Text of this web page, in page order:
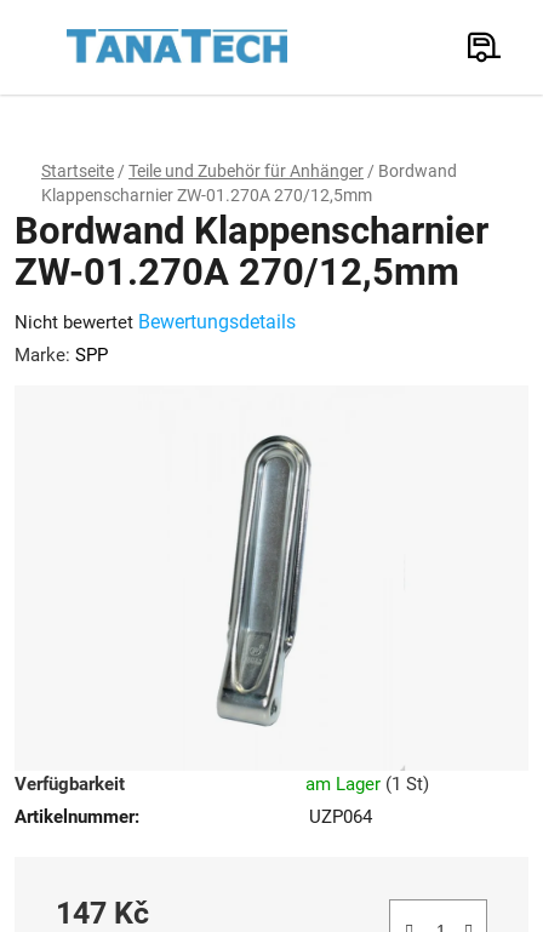
Suchen
Startseite / Teile und Zubehör für Anhänger / Bordwand
Klappenscharnier ZW-01.270A 270/12,5mm
Verfügbarkeit am Lager (1 St)
Artikelnummer:
UZP064
147 Kč
Bordwand Klappenscharnier
ZW-01.270A 270/12,5mm
Die
durchschnittliche
Nicht bewertet Bewertungsdetails
Marke: SPP